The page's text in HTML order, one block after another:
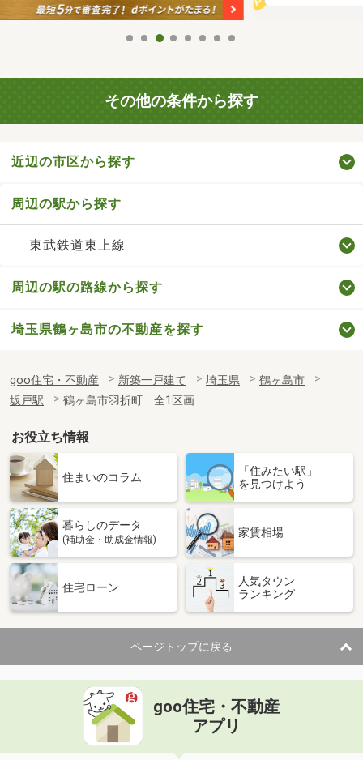
その他の条件から探す
近辺の市区から探す
周辺の駅から探す
東武鉄道東上線
周辺の駅の路線から探す
埼玉県鶴ヶ島市の不動産を探す
goo住宅・不動産 新築一戸建て 埼玉県
鶴ヶ島市
坂戸駅
鶴ヶ島市羽折町 全1区画
お役立ち情報
住まいのコラム
「住みたい駅」
を見つけよう
暮らしのデータ
(補助金・助成金情報)
家賃相場
住宅ローン
人気タウン
ランキング
ページトップに戻る
goo住宅・不動産
アプリ